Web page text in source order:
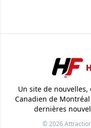
Un site de
Canadien de
dernières
© 2026